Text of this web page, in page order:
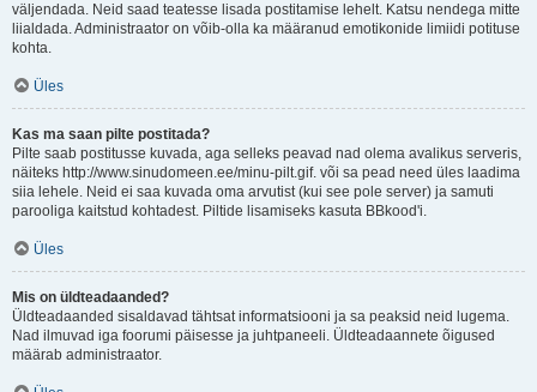
väljendada. Neid saad teatesse lisada postitamise lehelt. Katsu nendega mitte
liialdada. Administraator on võib-olla ka määranud emotikonide limiidi potituse
kohta.
Üles
Kas ma saan pilte postitada?
Pilte saab postitusse kuvada, aga selleks peavad nad olema avalikus serveris,
näiteks http://www.sinudomeen.ee/minu-pilt.gif. või sa pead need üles laadima
siia lehele. Neid ei saa kuvada oma arvutist (kui see pole server) ja samuti
parooliga kaitstud kohtadest. Piltide lisamiseks kasuta BBkood'i.
Üles
Mis on üldteadaanded?
Üldteadaanded sisaldavad tähtsat informatsiooni ja sa peaksid neid lugema.
Nad ilmuvad iga foorumi päisesse ja juhtpaneeli. Üldteadaannete õigused
määrab administraator.